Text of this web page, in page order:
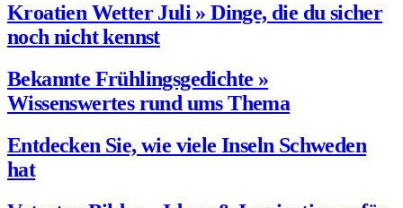
Kroatien Wetter Juli » Dinge, die du sicher
noch nicht kennst
Bekannte Frühlingsgedichte »
Wissenswertes rund ums Thema
Entdecken Sie, wie viele Inseln Schweden
hat